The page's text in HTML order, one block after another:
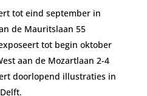
tot eind september in
de Mauritslaan 55
tot begin oktober
aan de Mozartlaan 2-4
doorlopend illustraties in